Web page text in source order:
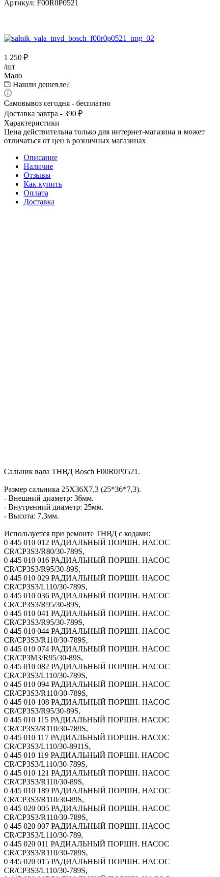
Артикул: F00R0P0521
1 250 ₽
/шт
Мало
Нашли дешевле?
Самовывоз сегодня - бесплатно
Доставка завтра - 390 ₽
Характеристики
Цена действительна только для интернет-магазина и может
отличаться от цен в розничных магазинах
Описание
Наличие
Отзывы
Как купить
Оплата
Доставка
Сальник вала ТНВД Bosch F00R0P0521.
Размер сальника 25X36X7,3 (25*36*7,3).
- Внешний диаметр: 36мм.
- Внутренний диаметр: 25мм.
- Высота: 7,3мм.
Используется при ремонте ТНВД с кодами:
0 445 010 012 РАДИАЛЬНЫЙ ПОРШН. НАСОС
CR/CP3S3/R80/30-789S,
0 445 010 016 РАДИАЛЬНЫЙ ПОРШН. НАСОС
CR/CP3S3/R95/30-89S,
0 445 010 029 РАДИАЛЬНЫЙ ПОРШН. НАСОС
CR/CP3S3/L110/30-789S,
0 445 010 036 РАДИАЛЬНЫЙ ПОРШН. НАСОС
CR/CP3S3/R95/30-89S,
0 445 010 041 РАДИАЛЬНЫЙ ПОРШН. НАСОС
CR/CP3S3/R95/30-789S,
0 445 010 044 РАДИАЛЬНЫЙ ПОРШН. НАСОС
CR/CP3S3/R110/30-789S,
0 445 010 074 РАДИАЛЬНЫЙ ПОРШН. НАСОС
CR/CP3M3/R95/30-89S,
0 445 010 082 РАДИАЛЬНЫЙ ПОРШН. НАСОС
CR/CP3S3/L110/30-789S,
0 445 010 094 РАДИАЛЬНЫЙ ПОРШН. НАСОС
CR/CP3S3/R110/30-789S,
0 445 010 108 РАДИАЛЬНЫЙ ПОРШН. НАСОС
CR/CP3S3/R95/30-89S,
0 445 010 115 РАДИАЛЬНЫЙ ПОРШН. НАСОС
CR/CP3S3/R110/30-789S,
0 445 010 117 РАДИАЛЬНЫЙ ПОРШН. НАСОС
CR/CP3S3/L110/30-8911S,
0 445 010 119 РАДИАЛЬНЫЙ ПОРШН. НАСОС
CR/CP3S3/L110/30-789S,
0 445 010 121 РАДИАЛЬНЫЙ ПОРШН. НАСОС
CR/CP3S3/R110/30-89S,
0 445 010 189 РАДИАЛЬНЫЙ ПОРШН. НАСОС
CR/CP3S3/R110/30-89S,
0 445 020 005 РАДИАЛЬНЫЙ ПОРШН. НАСОС
CR/CP3S3/R110/30-789S,
0 445 020 007 РАДИАЛЬНЫЙ ПОРШН. НАСОС
CR/CP3S3/L110/30-789,
0 445 020 011 РАДИАЛЬНЫЙ ПОРШН. НАСОС
CR/CP3S3/R110/30-789S,
0 445 020 015 РАДИАЛЬНЫЙ ПОРШН. НАСОС
CR/CP3S3/L110/30-789S,